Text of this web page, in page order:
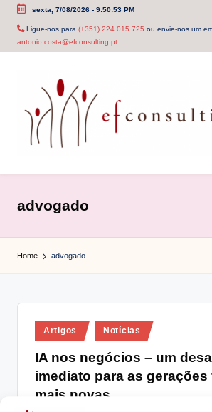
Skip
sexta, 7/08/2026- 9:50:53 PM
Ligue-nos para (+351) 224 015 725 ou envie-nos um
antonio.costa@efconsulting.pt.
c
o
n
u
advogado
Home advogado
Posted
in
Artigos Notícias
IA nos negócios – um
imediato para as gerações
mais novas